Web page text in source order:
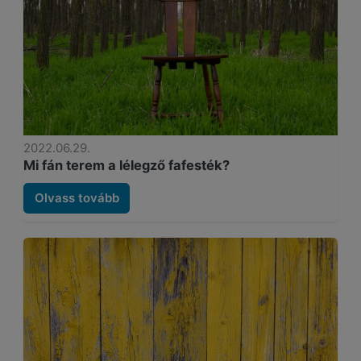
2022.06.29.
Mi fán terem a lélegző fafesték?
Olvass tovább